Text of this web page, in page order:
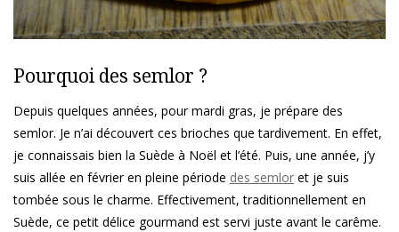
Pourquoi des semlor ?
Depuis quelques années, pour mardi gras, je prépare des
semlor. Je n’ai découvert ces brioches que tardivement. En effet,
je connaissais bien la Suède à Noël et l’été. Puis, une année, j’y
suis allée en février en pleine période des semlor et je suis
tombée sous le charme. Effectivement, traditionnellement en
Suède, ce petit délice gourmand est servi juste avant le carême.